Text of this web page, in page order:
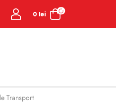
0 lei
Transport